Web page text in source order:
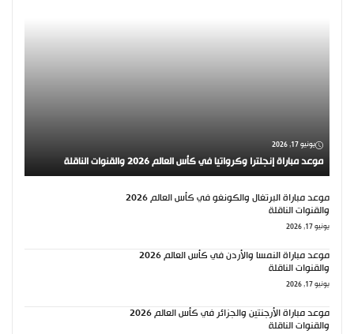
يونيو 17, 2026
موعد مباراة إنجلترا وكرواتيا في كأس العالم 2026 والقنوات الناقلة
موعد مباراة البرتغال والكونغو في كأس العالم 2026
والقنوات الناقلة
يونيو 17, 2026
موعد مباراة النمسا والأردن في كأس العالم 2026
والقنوات الناقلة
يونيو 17, 2026
موعد مباراة الأرجنتين والجزائر في كأس العالم 2026
والقنوات الناقلة